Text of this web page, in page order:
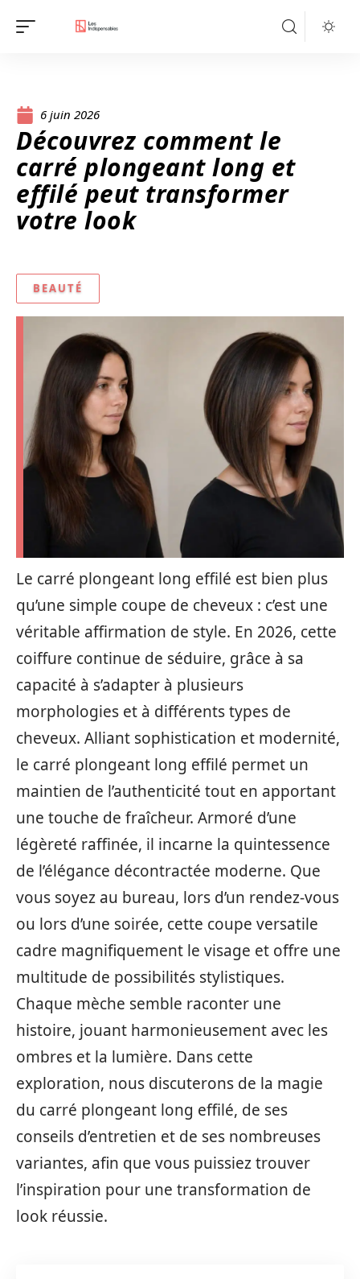
6 juin 2026
Découvrez comment le
carré plongeant long et
effilé peut transformer
votre look
BEAUTÉ
Le carré plongeant long effilé est bien plus
qu’une simple coupe de cheveux : c’est une
véritable affirmation de style. En 2026, cette
coiffure continue de séduire, grâce à sa
capacité à s’adapter à plusieurs
morphologies et à différents types de
cheveux. Alliant sophistication et modernité,
le carré plongeant long effilé permet un
maintien de l’authenticité tout en apportant
une touche de fraîcheur. Armoré d’une
légèreté raffinée, il incarne la quintessence
de l’élégance décontractée moderne. Que
vous soyez au bureau, lors d’un rendez-vous
ou lors d’une soirée, cette coupe versatile
cadre magnifiquement le visage et offre une
multitude de possibilités stylistiques.
Chaque mèche semble raconter une
histoire, jouant harmonieusement avec les
ombres et la lumière. Dans cette
exploration, nous discuterons de la magie
du carré plongeant long effilé, de ses
conseils d’entretien et de ses nombreuses
variantes, afin que vous puissiez trouver
l’inspiration pour une transformation de
look réussie.